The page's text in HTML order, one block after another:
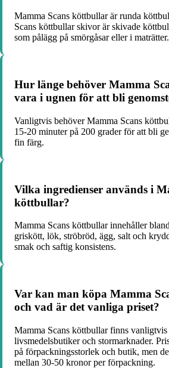
Mamma Scans köttbullar är runda
Scans köttbullar skivor är skivade
som pålägg på smörgåsar eller i maträtter.
Hur länge behöver Mamma
vara i ugnen för att bli
Vanligtvis behöver Mamma Scans
15-20 minuter på 200 grader för att bli
fin färg.
Vilka ingredienser används i
köttbullar?
Mamma Scans köttbullar innehåller
griskött, lök, ströbröd, ägg, salt och
smak och saftig konsistens.
Var kan man köpa Mamma
och vad är det vanliga priset?
Mamma Scans köttbullar finns vanligtvis
livsmedelsbutiker och stormarknader.
på förpackningsstorlek och butik, men
mellan 30-50 kronor per förpackning.